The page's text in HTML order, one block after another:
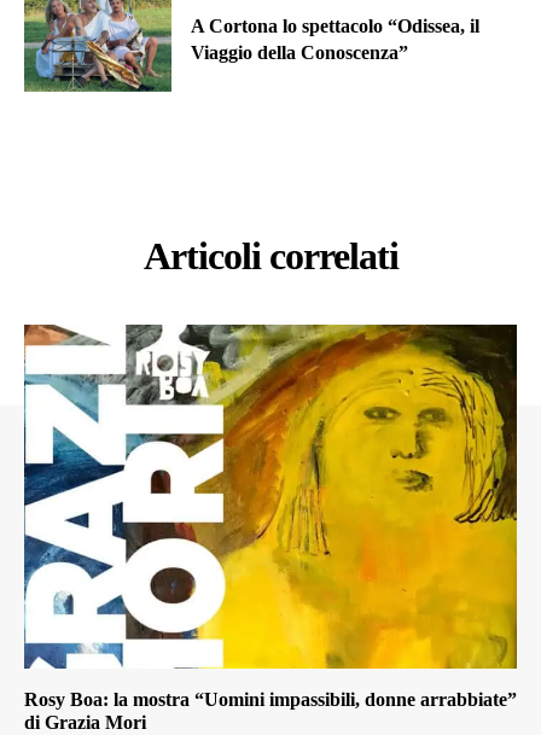
A Cortona lo spettacolo “Odissea, il
Viaggio della Conoscenza”
Articoli correlati
Rosy Boa: la mostra “Uomini impassibili, donne arrabbiate”
di Grazia Mori